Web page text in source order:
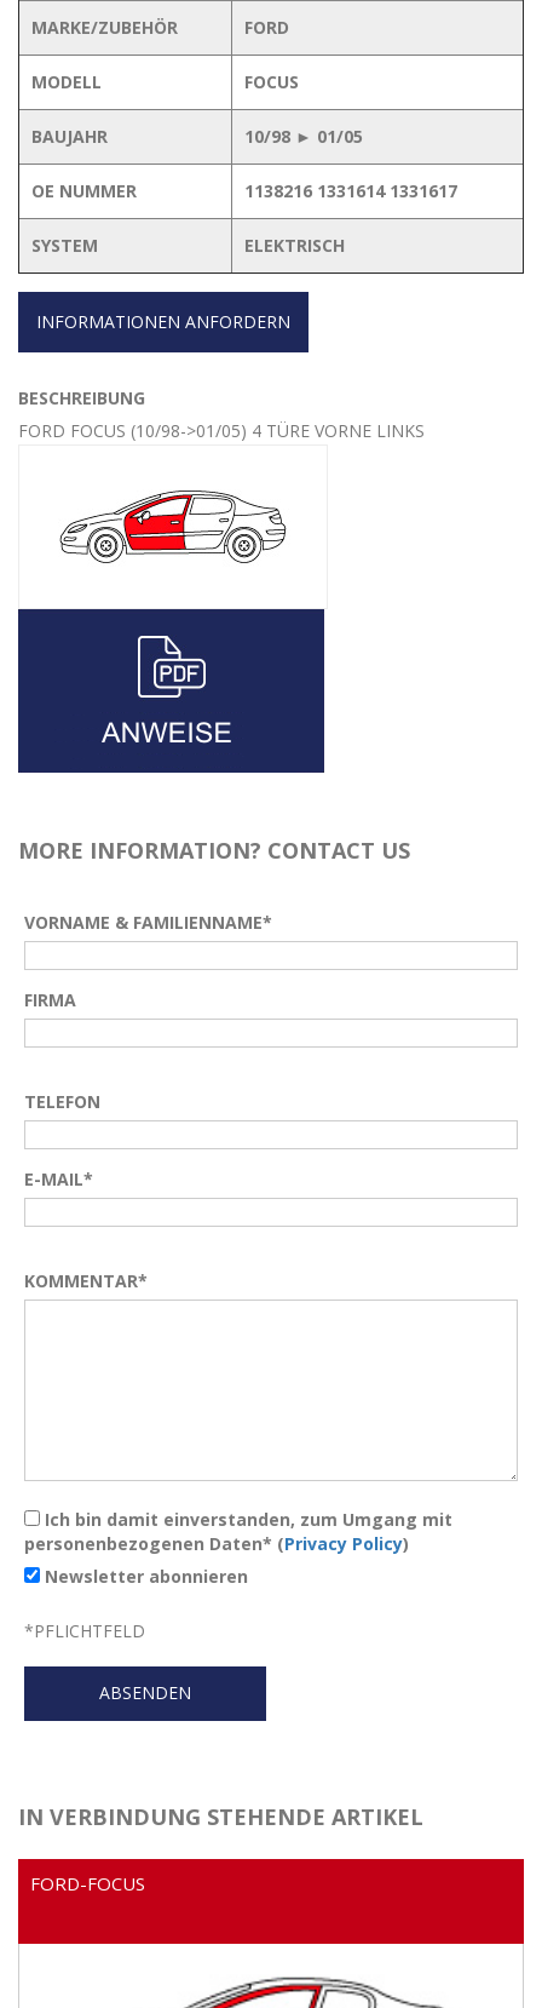
MARKE/ZUBEHÖR FORD
MODELL FOCUS
BAUJAHR 10/98 ► 01/05
OE NUMMER 1138216 1331614 1331617
SYSTEM ELEKTRISCH
INFORMATIONEN ANFORDERN
BESCHREIBUNG
FORD FOCUS (10/98->01/05) 4 TÜRE VORNE LINKS
MORE INFORMATION? CONTACT US
VORNAME & FAMILIENNAME*
FIRMA
TELEFON
E-MAIL*
KOMMENTAR*
Ich bin damit einverstanden, zum Umgang mit
personenbezogenen Daten* (Privacy Policy)
Newsletter abonnieren
*PFLICHTFELD
IN VERBINDUNG STEHENDE ARTIKEL
FORD-FOCUS